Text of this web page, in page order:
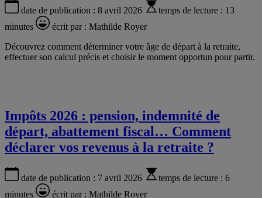
date de publication : 8 avril 2026 temps de lecture : 13
minutes
écrit par : Mathilde Royer
Découvrez comment déterminer votre âge de départ à la retraite,
effectuer son calcul précis et choisir le moment opportun pour partir.
Impôts 2026 : pension, indemnité de
départ, abattement fiscal… Comment
déclarer vos revenus à la retraite ?
date de publication : 7 avril 2026 temps de lecture : 6
minutes
écrit par : Mathilde Royer